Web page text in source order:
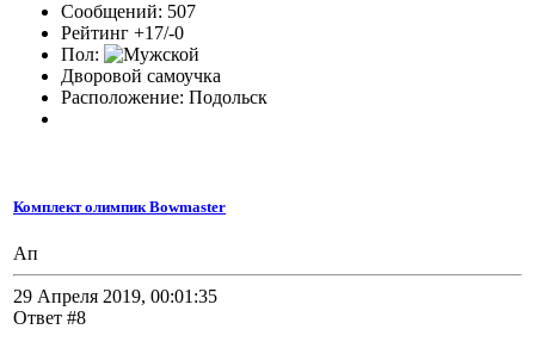
Сообщений: 507
Рейтинг +17/-0
Пол:
Дворовой самоучка
Расположение: Подольск
Комплект олимпик Bowmaster
Ап
29 Апреля 2019, 00:01:35
Ответ #8